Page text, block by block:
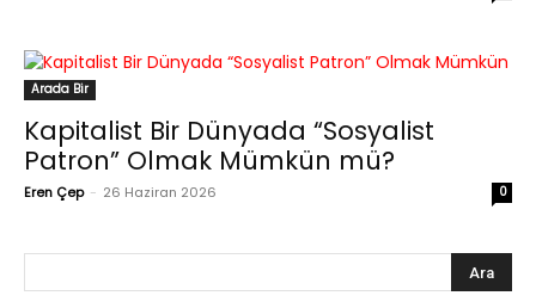
Arada Bir
Kapitalist Bir Dünyada “Sosyalist
Patron” Olmak Mümkün mü?
Eren Çep - 26 Haziran 2026 0